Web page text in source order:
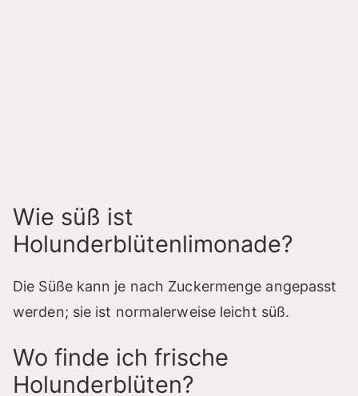
Wie süß ist
Holunderblütenlimonade?
Die Süße kann je nach Zuckermenge angepasst
werden; sie ist normalerweise leicht süß.
Wo finde ich frische
Holunderblüten?